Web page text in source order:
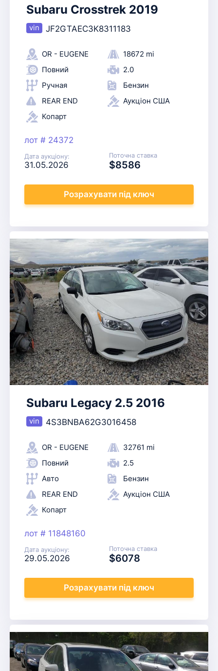
Subaru Crosstrek 2019
JF2GTAEC3K8311183
OR - EUGENE
18672 mi
Повний
2.0
Ручная
Бензин
REAR END
Аукціон США
Копарт
лот # 24372
Дата аукціону:
31.05.2026
Поточна ставка
$8586
Розрахувати під ключ
Subaru Legacy 2.5 2016
4S3BNBA62G3016458
OR - EUGENE
32761 mi
Повний
2.5
Авто
Бензин
REAR END
Аукціон США
Копарт
лот # 11848160
Дата аукціону:
29.05.2026
Поточна ставка
$6078
Розрахувати під ключ